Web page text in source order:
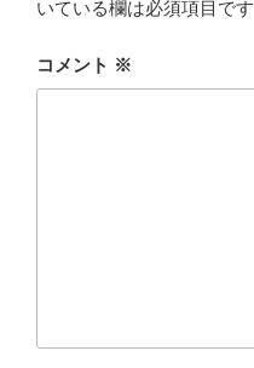
いている欄は必須項目です
コメント ※